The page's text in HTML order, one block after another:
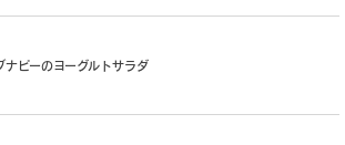
ナピーのヨーグルトサラダ